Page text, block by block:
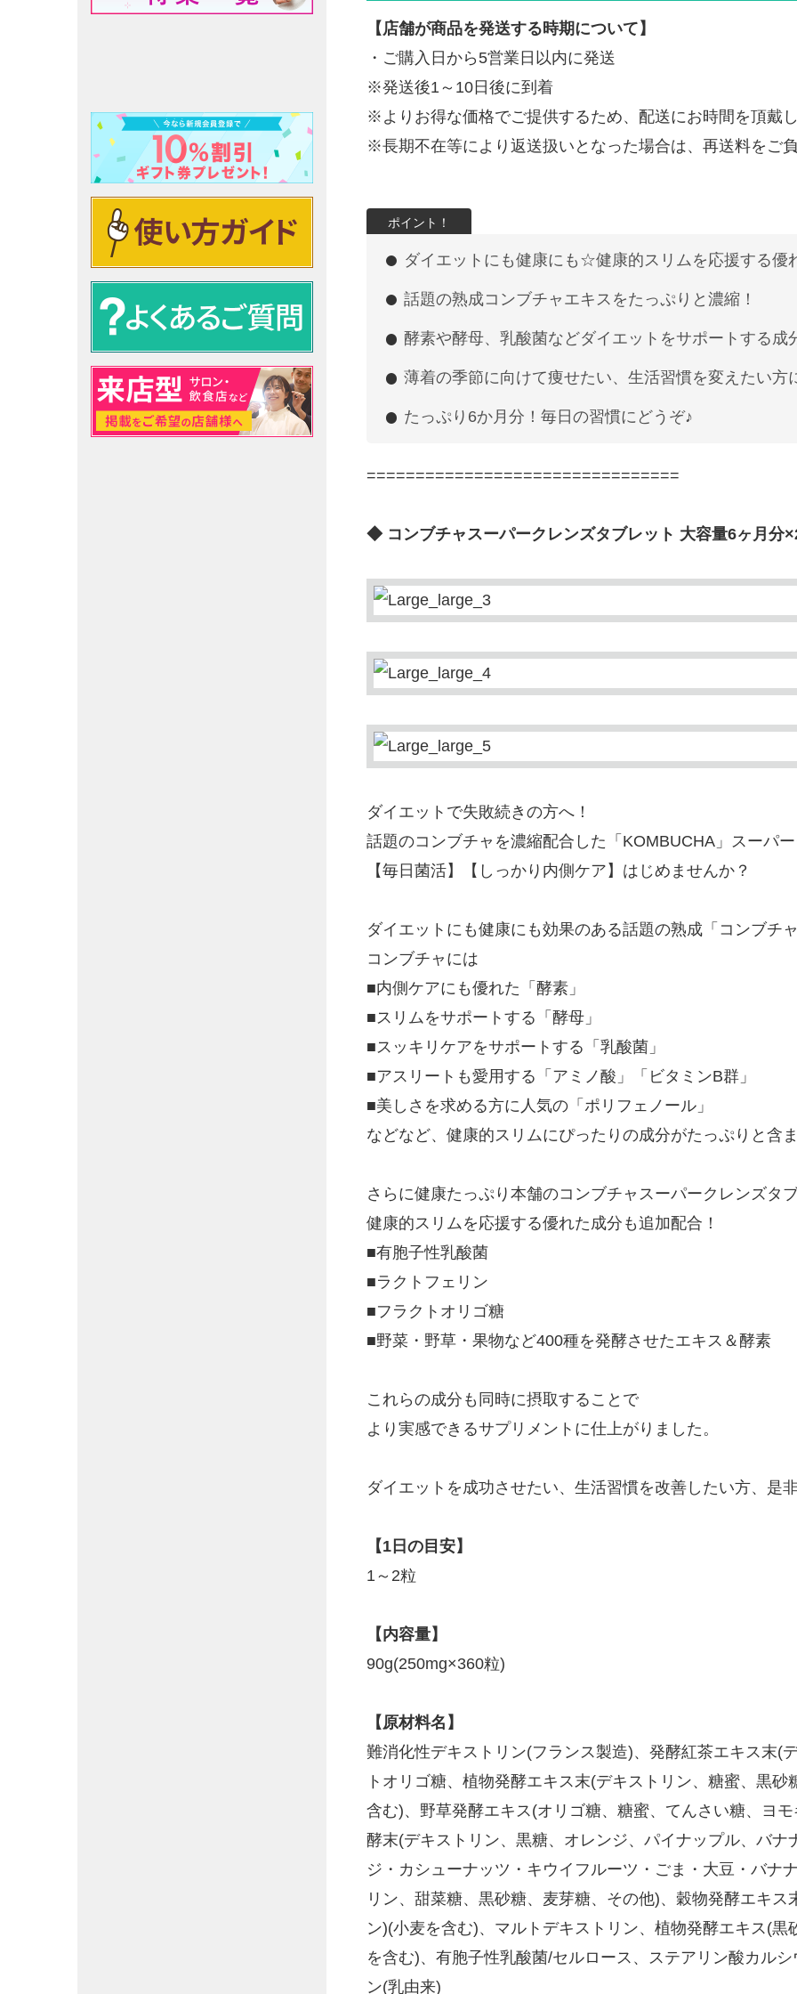
【店舗が商品を発送する時期について】
・ご購入日から5営業日以内に発送
※発送後1～10日後に到着
※よりお得な価格でご提供するため、配送にお時間を頂戴
※長期不在等により返送扱いとなった場合は、再送料をご
ダイエットにも健康にも☆健康的スリムを応援する優
話題の熟成コンブチャエキスをたっぷりと濃縮！
酵素や酵母、乳酸菌などダイエットをサポートする
薄着の季節に向けて痩せたい、生活習慣を変えたい方
たっぷり6か月分！毎日の習慣にどうぞ♪
================================
◆ コンブチャスーパークレンズタブレット 大容量6ヶ月分
ダイエットで失敗続きの方へ！
話題のコンブチャを濃縮配合した「KOMBUCHA」スーパ
【毎日菌活】【しっかり内側ケア】はじめませんか？
ダイエットにも健康にも効果のある話題の熟成「コンブチ
コンブチャには
■内側ケアにも優れた「酵素」
■スリムをサポートする「酵母」
■スッキリケアをサポートする「乳酸菌」
■アスリートも愛用する「アミノ酸」「ビタミンB群」
■美しさを求める方に人気の「ポリフェノール」
などなど、健康的スリムにぴったりの成分がたっぷりと含
さらに健康たっぷり本舗のコンブチャスーパークレンズタ
健康的スリムを応援する優れた成分も追加配合！
■有胞子性乳酸菌
■ラクトフェリン
■フラクトオリゴ糖
■野菜・野草・果物など400種を発酵させたエキス＆酵素
これらの成分も同時に摂取することで
より実感できるサプリメントに仕上がりました。
ダイエットを成功させたい、生活習慣を改善したい方、是
【1日の目安】
1～2粒
【内容量】
90g(250mg×360粒)
【原材料名】
難消化性デキストリン(フランス製造)、発酵紅茶エキス末(
トオリゴ糖、植物発酵エキス末(デキストリン、糖蜜、黒
含む)、野草発酵エキス(オリゴ糖、糖蜜、てんさい糖、ヨ
酵末(デキストリン、黒糖、オレンジ、パイナップル、バ
ジ・カシューナッツ・キウイフルーツ・ごま・大豆・バナ
リン、甜菜糖、黒砂糖、麦芽糖、その他)、穀物発酵エキ
ン)(小麦を含む)、マルトデキストリン、植物発酵エキス(
を含む)、有胞子性乳酸菌/セルロース、ステアリン酸カル
ン(乳由来)